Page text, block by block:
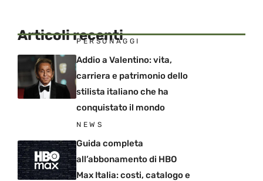
Articoli recenti
PERSONAGGI
Addio a Valentino: vita,
carriera e patrimonio dello
stilista italiano che ha
conquistato il mondo
NEWS
Guida completa
all’abbonamento di HBO
Max Italia: costi, catalogo e